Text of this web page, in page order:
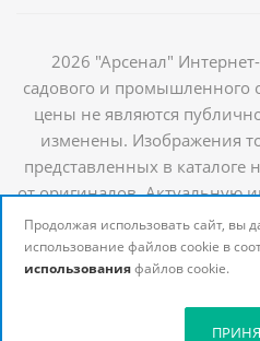
2026 "Арсенал"
садового и промышленного
цены не являются
изменены. Изображения
представленных в каталоге
от оригиналов. Актуальную
наличии товаров
Продолжая использовать сайт, вы
использование файлов cookie в
использованияфайлов cookie.